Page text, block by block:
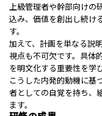
上級管理者や幹部向けの
込み、価値を創出し続け
す。
加えて、計画を単なる説
視点も不可欠です。具体
を明文化する重要性を学び
こうした内発的動機に基
者としての自覚を持ち、
ます。